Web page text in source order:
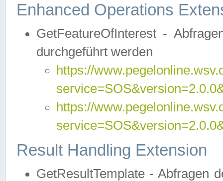
Enhanced Operations
GetFeatureOfInterest -
durchgeführt werden
https://
https://
Result Handling Extension
GetResultTemplate - Abfragen